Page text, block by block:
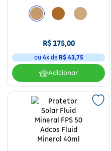
R$175,00
ou 4x de R$ 43,75
Adicionar